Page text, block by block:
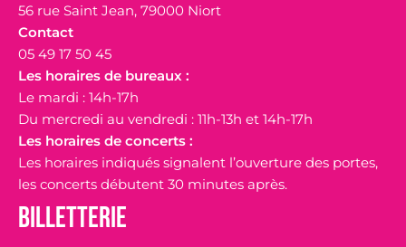
56 rue Saint Jean, 79000 Niort
Contact
05 49 17 50 45
Les horaires de bureaux :
Le mardi : 14h-17h
Du mercredi au vendredi : 11h-13h et 14h-17h
Les horaires de concerts :
Les horaires indiqués signalent l’ouverture des portes,
les concerts débutent 30 minutes après.
Billetterie